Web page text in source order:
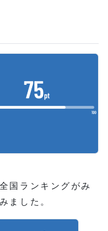
国ランキングがみ
ました。